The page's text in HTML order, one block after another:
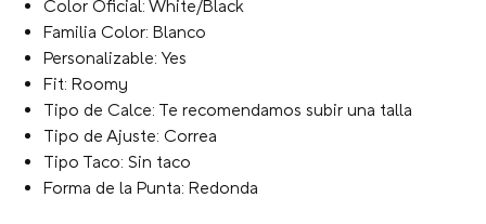
Color Oficial: White/Black
Familia Color: Blanco
Personalizable: Yes
Fit: Roomy
Tipo de Calce: Te recomendamos subir una talla
Tipo de Ajuste: Correa
Tipo Taco: Sin taco
Forma de la Punta: Redonda